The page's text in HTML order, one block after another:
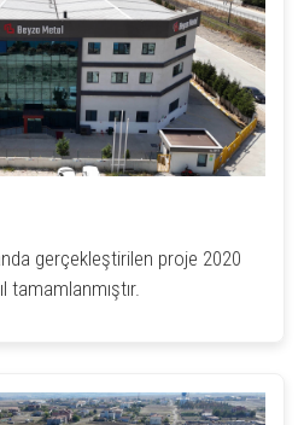
gerçekleştirilen proje 2020
tamamlanmıştır.